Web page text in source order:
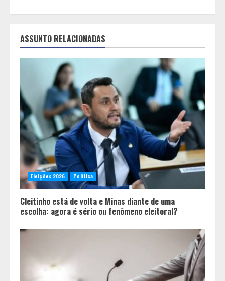
ASSUNTO RELACIONADAS
Eleições 2026 Política
Cleitinho está de volta e Minas diante de uma
escolha: agora é sério ou fenômeno eleitoral?